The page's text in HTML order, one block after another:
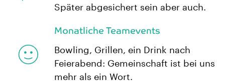
Später abgesichert sein aber auch.
Monatliche Teamevents
Bowling, Grillen, ein Drink nach
Feierabend: Gemeinschaft ist bei uns
mehr als ein Wort.